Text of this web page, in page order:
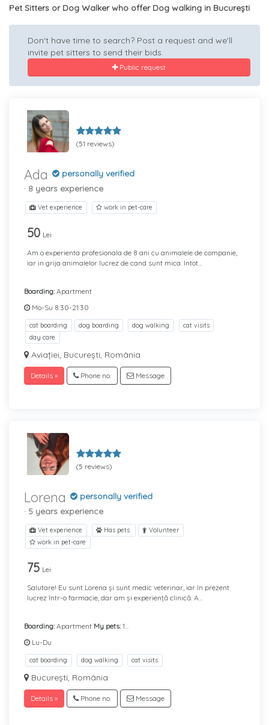
Pet Sitters or Dog Walker who offer Dog walking in București
Don't have time to search? Post a request and we'll
invite pet sitters to send their bids.
Public request
(51 reviews)
Ada
personally verified
· 8 years experience
Vet experience work in pet-care
50 Lei
Am o experienta profesionala de 8 ani cu animalele de companie,
iar in grija animalelor lucrez de cand sunt mica. Intot...
Boarding: Apartment
Mo-Su 8:30-21:30
cat boarding dog boarding dog walking
cat visits
day care
Aviației, București, România
Details » Phone no. Message
(5 reviews)
Lorena
personally verified
· 5 years experience
Vet experience Has pets
Volunteer
work in pet-care
75 Lei
Salutare! Eu sunt Lorena și sunt medic veterinar, iar în prezent
lucrez într-o farmacie, dar am și experiență clinică. A...
Boarding: Apartment My pets: 1...
Lu-Du
cat boarding dog walking cat visits
București, România
Details » Phone no. Message